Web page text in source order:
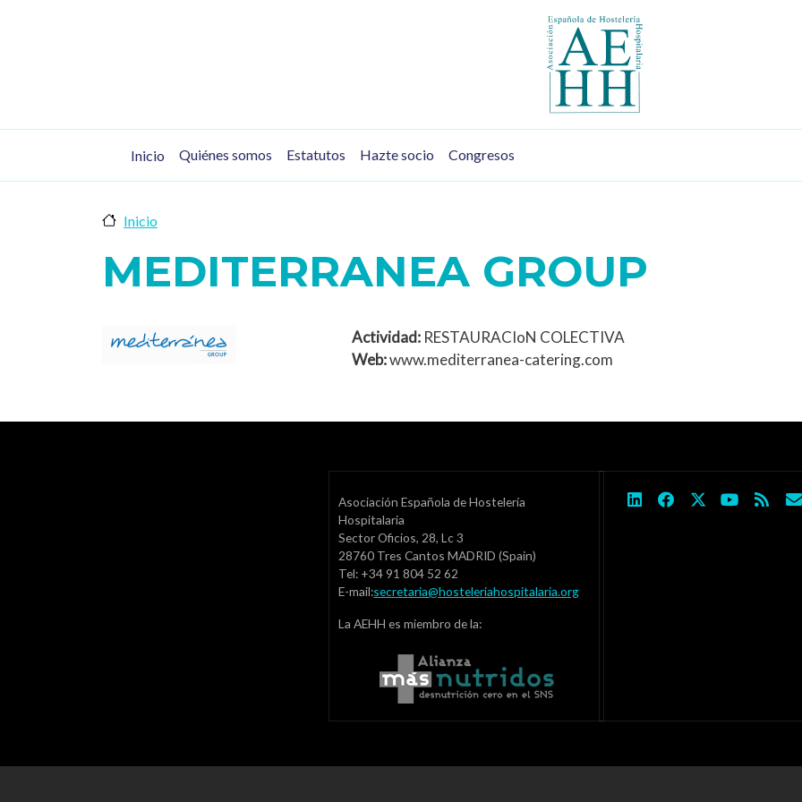
Navegación principal
Inicio Quiénes somos Estatutos Hazte socio Congresos
Inicio
MEDITERRANEA GROUP
Actividad: RESTAURACIoN COLECTIVA
Web:www.mediterranea-catering.com
Asociación Española de Hostelería
Hospitalaria
Sector Oficios, 28, Lc 3
28760 Tres Cantos MADRID (Spain)
Tel: +34 91 804 52 62
E-mail:secretaria@hosteleriahospitalaria.org
La AEHH es miembro de la: